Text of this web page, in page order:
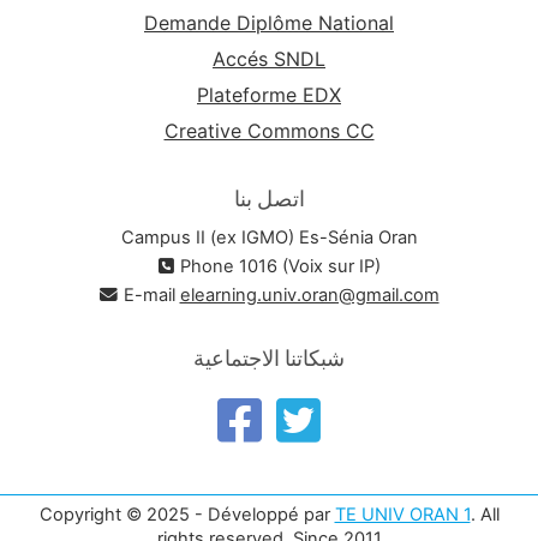
Demande Diplôme National
Accés SNDL
Plateforme EDX
Creative Commons CC
اتصل بنا
Campus II (ex IGMO) Es-Sénia Oran
Phone 1016 (Voix sur IP)
E-mail elearning.univ.oran@gmail.com
شبكاتنا الاجتماعية
Copyright © 2025 - Développé par TE UNIV ORAN 1. All